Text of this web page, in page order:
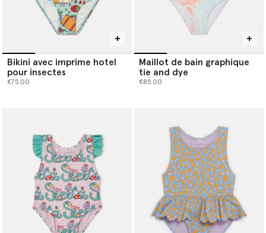
Bikini avec imprime hotel
pour insectes
€75.00
Maillot de bain graphique
tie and dye
€85.00